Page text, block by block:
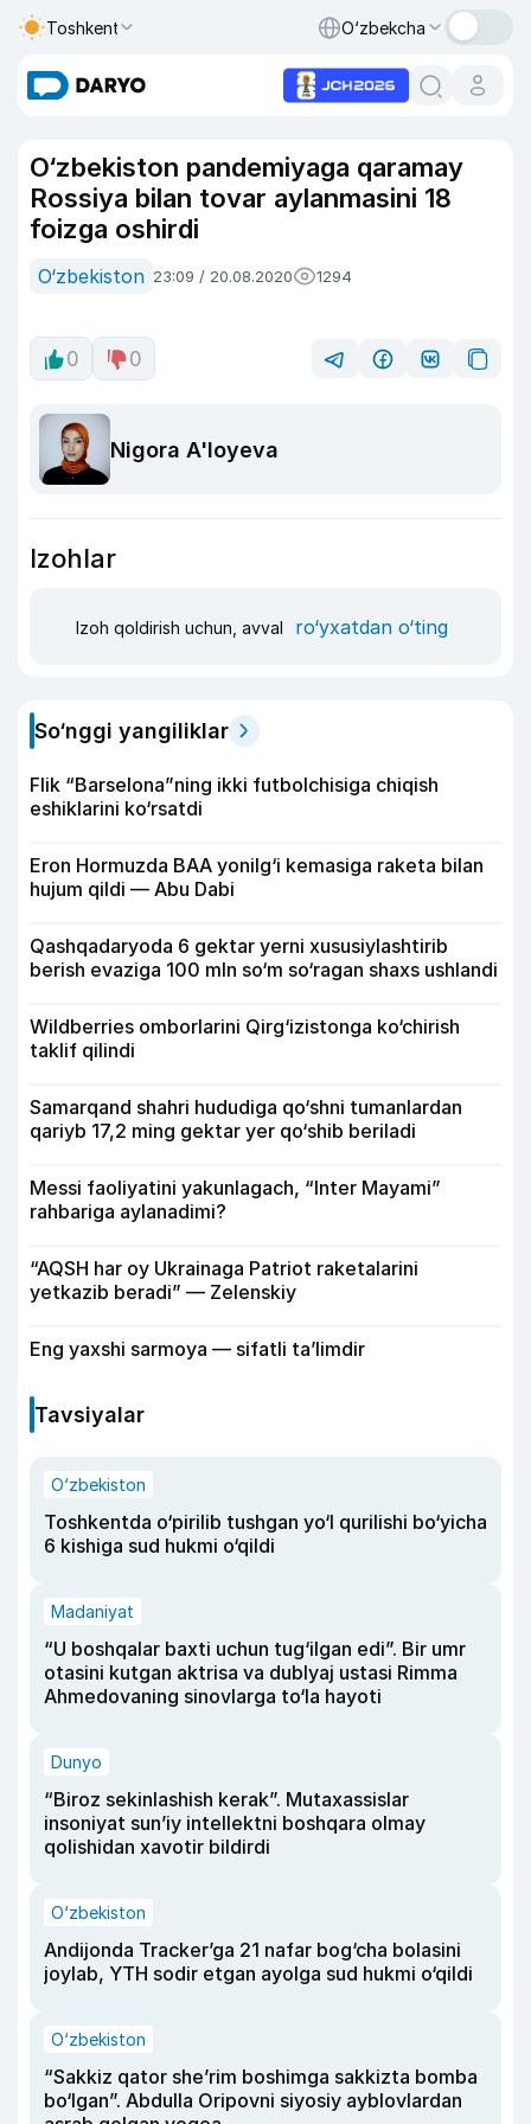
Toshkent O‘zbekcha
O‘zbekiston pandemiyaga qaramay
Rossiya bilan tovar aylanmasini 18
foizga oshirdi
O‘zbekiston 23:09 / 20.08.2020 1294
0 0
Nigora A'loyeva
Izohlar
Izoh qoldirish uchun, avval ro‘yxatdan o‘ting
So‘nggi yangiliklar
Flik “Barselona”ning ikki futbolchisiga chiqish
eshiklarini ko‘rsatdi
Eron Hormuzda BAA yonilg‘i kemasiga raketa bilan
hujum qildi — Abu Dabi
Qashqadaryoda 6 gektar yerni xususiylashtirib
berish evaziga 100 mln so‘m so‘ragan shaxs ushlandi
Wildberries omborlarini Qirg‘izistonga ko‘chirish
taklif qilindi
Samarqand shahri hududiga qo‘shni tumanlardan
qariyb 17,2 ming gektar yer qo‘shib beriladi
Messi faoliyatini yakunlagach, “Inter Mayami”
rahbariga aylanadimi?
“AQSH har oy Ukrainaga Patriot raketalarini
yetkazib beradi” — Zelenskiy
Eng yaxshi sarmoya — sifatli ta’limdir
Tavsiyalar
O‘zbekiston
Toshkentda o‘pirilib tushgan yo‘l qurilishi bo‘yicha
6 kishiga sud hukmi o‘qildi
Madaniyat
“U boshqalar baxti uchun tug‘ilgan edi”. Bir umr
otasini kutgan aktrisa va dublyaj ustasi Rimma
Ahmedovaning sinovlarga to‘la hayoti
Dunyo
“Biroz sekinlashish kerak”. Mutaxassislar
insoniyat sun’iy intellektni boshqara olmay
qolishidan xavotir bildirdi
O‘zbekiston
Andijonda Tracker’ga 21 nafar bog‘cha bolasini
joylab, YTH sodir etgan ayolga sud hukmi o‘qildi
O‘zbekiston
“Sakkiz qator she’rim boshimga sakkizta bomba
bo‘lgan”. Abdulla Oripovni siyosiy ayblovlardan